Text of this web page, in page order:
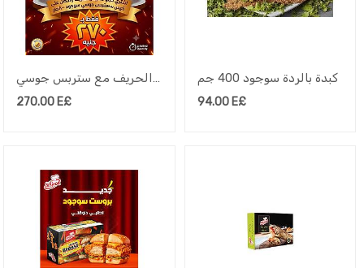
عرض ستربس الحريف مع ستربس جوسي
270.00 E£
كبدة بالردة سوجود 400 جم
94.00E£